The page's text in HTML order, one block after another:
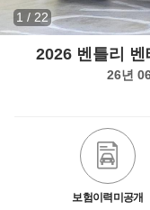
1 / 22
2026 벤틀리
26년
보험이력미공개